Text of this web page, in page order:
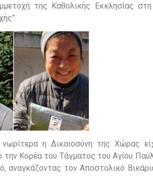
της Καθολικής Εκκλησίας
η Δικαιοσύνη της Χώρας
Κορέα του Τάγματος του Αγίου
αναγκάζοντας τον Αποστολικό